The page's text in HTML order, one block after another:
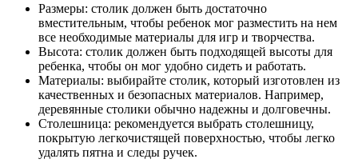
Размеры: столик должен быть достаточно
вместительным, чтобы ребенок мог разместить на нем
все необходимые материалы для игр и творчества.
Высота: столик должен быть подходящей высоты для
ребенка, чтобы он мог удобно сидеть и работать.
Материалы: выбирайте столик, который изготовлен из
качественных и безопасных материалов. Например,
деревянные столики обычно надежны и долговечны.
Столешница: рекомендуется выбрать столешницу,
покрытую легкочистящей поверхностью, чтобы легко
удалять пятна и следы ручек.